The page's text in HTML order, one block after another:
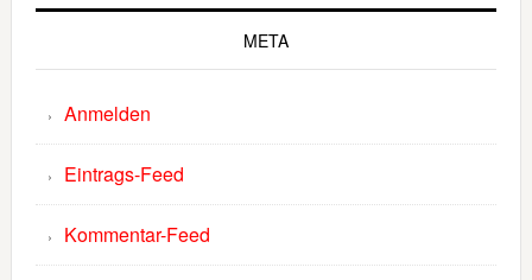
META
Anmelden
Eintrags-Feed
Kommentar-Feed